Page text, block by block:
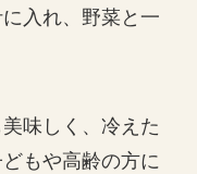
入れ、野菜と一
味しく、冷えた
もや高齢の方に